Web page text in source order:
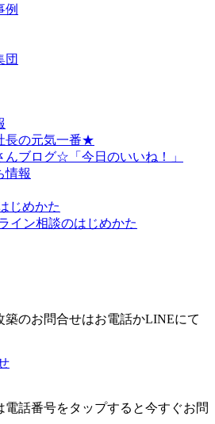
例
団
長の元気一番★
んブログ☆「今日のいいね！」
情報
じめかた
イン相談のはじめかた
築のお問合せはお電話かLINEにて
話番号をタップすると今すぐお問